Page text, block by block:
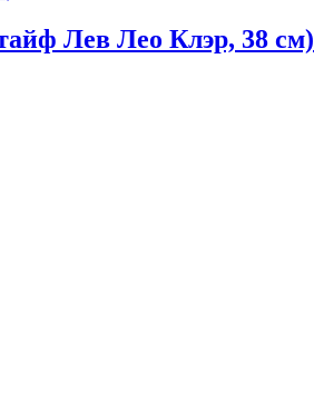
Лев Лео Клэр, 38 см)